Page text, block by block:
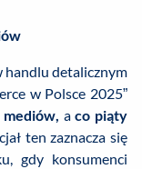
handlu detalicznym
w Polsce 2025”
aco piąty
ten zaznacza się
gdy konsumenci